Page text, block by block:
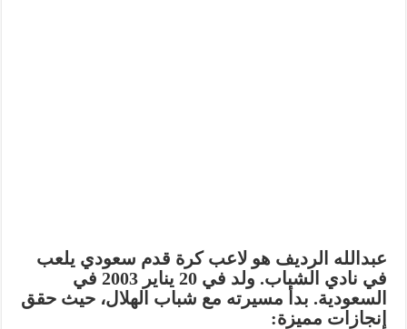
عبدالله الرديف هو لاعب كرة قدم سعودي يلعب
في نادي الشباب. ولد في 20 يناير 2003 في
السعودية. بدأ مسيرته مع شباب الهلال، حيث حقق
إنجازات مميزة: